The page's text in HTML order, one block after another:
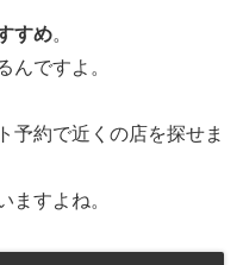
すめ。
んですよ。
予約で近くの店を探せま
ますよね。